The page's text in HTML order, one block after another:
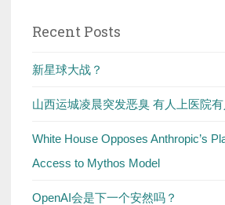
Recent Posts
新星球大战？
山西运城凌晨突发恶臭 有人上医院
White House Opposes Anthropic’s
Access to Mythos Model
OpenAI会是下一个安然吗？